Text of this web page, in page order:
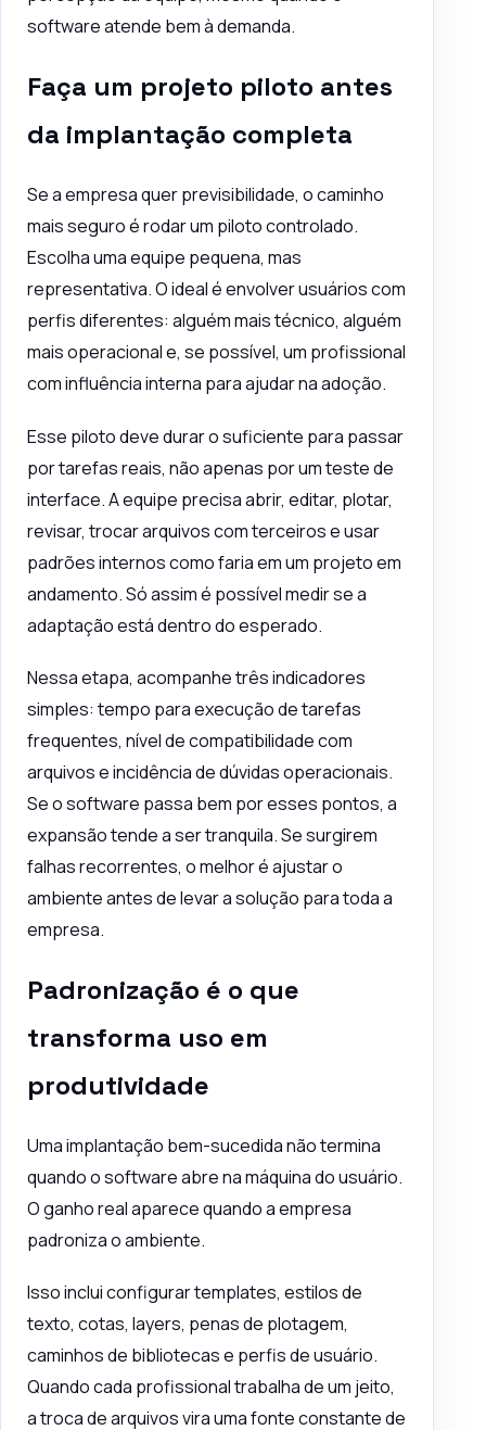
software atende bem à demanda.
Faça um projeto piloto antes
da implantação completa
Se a empresa quer previsibilidade, o caminho
mais seguro é rodar um piloto controlado.
Escolha uma equipe pequena, mas
representativa. O ideal é envolver usuários com
perfis diferentes: alguém mais técnico, alguém
mais operacional e, se possível, um profissional
com influência interna para ajudar na adoção.
Esse piloto deve durar o suficiente para passar
por tarefas reais, não apenas por um teste de
interface. A equipe precisa abrir, editar, plotar,
revisar, trocar arquivos com terceiros e usar
padrões internos como faria em um projeto em
andamento. Só assim é possível medir se a
adaptação está dentro do esperado.
Nessa etapa, acompanhe três indicadores
simples: tempo para execução de tarefas
frequentes, nível de compatibilidade com
arquivos e incidência de dúvidas operacionais.
Se o software passa bem por esses pontos, a
expansão tende a ser tranquila. Se surgirem
falhas recorrentes, o melhor é ajustar o
ambiente antes de levar a solução para toda a
empresa.
Padronização é o que
transforma uso em
produtividade
Uma implantação bem-sucedida não termina
quando o software abre na máquina do usuário.
O ganho real aparece quando a empresa
padroniza o ambiente.
Isso inclui configurar templates, estilos de
texto, cotas, layers, penas de plotagem,
caminhos de bibliotecas e perfis de usuário.
Quando cada profissional trabalha de um jeito,
a troca de arquivos vira uma fonte constante de